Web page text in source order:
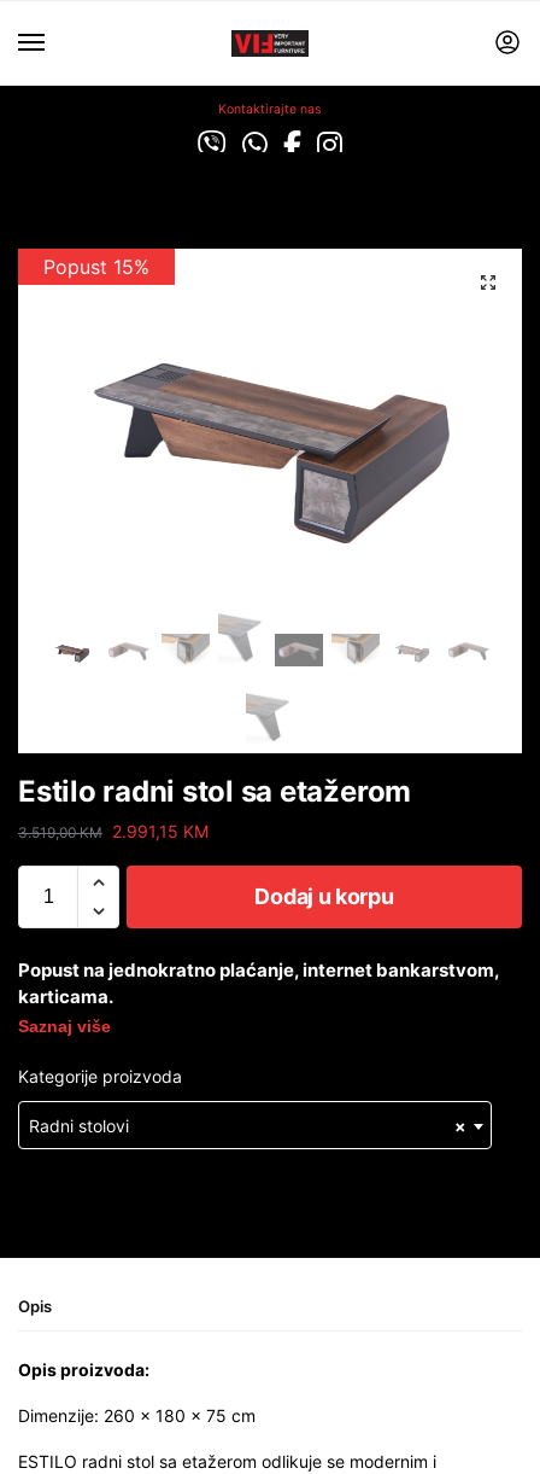
Kontaktirajte nas
Popust 15%
Estilo radni stol sa etažerom
3.519,00KM 2.991,15 KM
Dodaj u korpu
Popust na jednokratno plaćanje, internet bankarstvom,
karticama.
Saznaj više
Kategorije proizvoda
×
Radni stolovi
Opis
Opis proizvoda:
Dimenzije: 260 × 180 × 75 cm
ESTILO radni stol sa etažerom odlikuje se modernim i